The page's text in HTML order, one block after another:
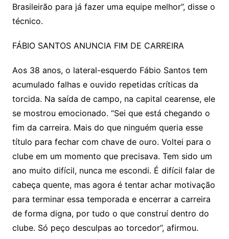
Brasileirão para já fazer uma equipe melhor”, disse o
técnico.
FÁBIO SANTOS ANUNCIA FIM DE CARREIRA
Aos 38 anos, o lateral-esquerdo Fábio Santos tem
acumulado falhas e ouvido repetidas críticas da
torcida. Na saída de campo, na capital cearense, ele
se mostrou emocionado. “Sei que está chegando o
fim da carreira. Mais do que ninguém queria esse
título para fechar com chave de ouro. Voltei para o
clube em um momento que precisava. Tem sido um
ano muito difícil, nunca me escondi. É difícil falar de
cabeça quente, mas agora é tentar achar motivação
para terminar essa temporada e encerrar a carreira
de forma digna, por tudo o que construí dentro do
clube. Só peço desculpas ao torcedor”, afirmou.